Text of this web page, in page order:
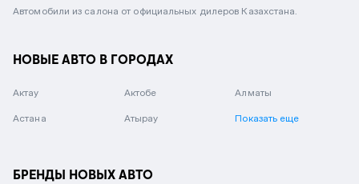
Автомобили из салона от официальных дилеров Казахстана.
НОВЫЕ АВТО В ГОРОДАХ
Актау Актобе Алматы
Астана Атырау Показать еще
БРЕНДЫ НОВЫХ АВТО